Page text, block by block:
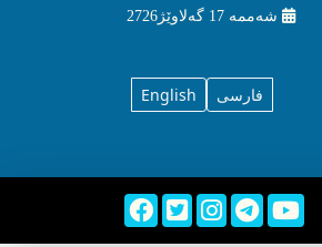
شه‌ممه‌ 17 گه‌لاوێژ2726
English فارسی